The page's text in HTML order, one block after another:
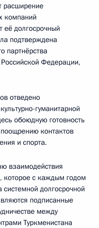
расширение
компаний
её долгосрочный
подтверждена
партнёрства
Федерации,
отведено
гуманитарной
обоюдную готовность
контактов
и спорта.
взаимодействия
которое с каждым годом
системной долгосрочной
подписанные
между
Туркменистана